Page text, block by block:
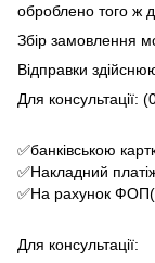
оброблено того ж
Збір замовлення
Відправки
Для
✅банківською
✅Накладний
✅На рахунок
Для консультації: